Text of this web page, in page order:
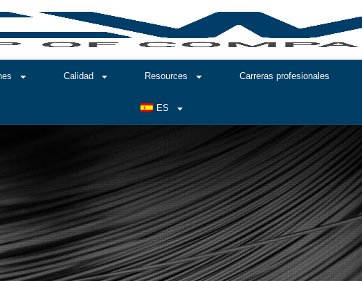
Calidad Resources Carreras profesionales
ES